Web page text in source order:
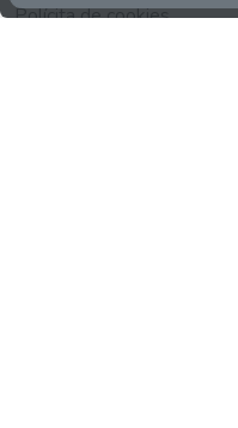
Polícita de cookies